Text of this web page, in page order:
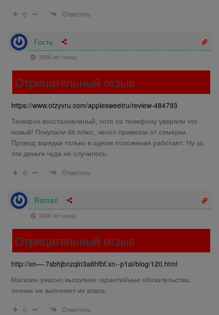
0
Ответить
Гость
2026 лет назад
Отрицательный отзыв
https://www.otzyvru.com/applesweetru/review-484793
Телефон восстановленый, хотя по телефону уверяли что
новый! Покупали 6s плюс, чехол привезли от семерки.
Провод зарядки только в одном положении работает. Ну за
эти деньги чуда не случилось.
0
Ответить
Roman
2026 лет назад
Отрицательный отзыв
http://xn—-7sbhjbnzqln3a8hfbf.xn--p1ai/blog/120.html
Магазин ужасно выполняе гарантийные обязательства,
точнее не выплняет их вовсе.
0
Ответить